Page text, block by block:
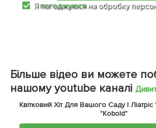
Япогоджуюсяна обробку
Більше відео ви можете
нашому youtube каналі
Квітковий Хіт Для Вашого Саду |
"Kobold"